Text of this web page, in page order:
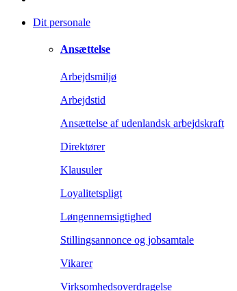
Dit personale
Ansættelse
Arbejdsmiljø
Arbejdstid
Ansættelse af udenlandsk arbejdskraft
Direktører
Klausuler
Loyalitetspligt
Løngennemsigtighed
Stillingsannonce og jobsamtale
Vikarer
Virksomhedsoverdragelse